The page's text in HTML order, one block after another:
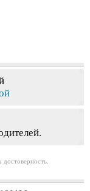
достоверность.